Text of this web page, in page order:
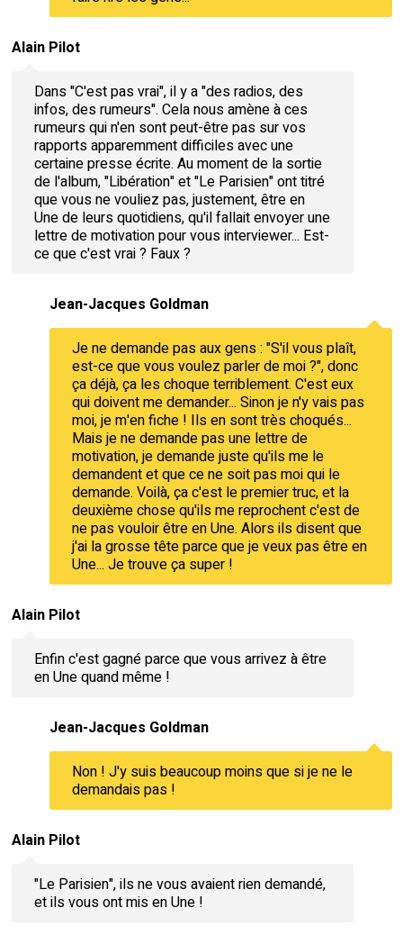
Alain Pilot
Dans "C'est pas vrai", il y a "des radios, des
infos, des rumeurs". Cela nous amène à ces
rumeurs qui n'en sont peut-être pas sur vos
rapports apparemment difficiles avec une
certaine presse écrite. Au moment de la sortie
de l'album, "Libération" et "Le Parisien" ont titré
que vous ne vouliez pas, justement, être en
Une de leurs quotidiens, qu'il fallait envoyer une
lettre de motivation pour vous interviewer... Est-
ce que c'est vrai ? Faux ?
Jean-Jacques Goldman
Je ne demande pas aux gens : "S'il vous plaît,
est-ce que vous voulez parler de moi ?", donc
ça déjà, ça les choque terriblement. C'est eux
qui doivent me demander... Sinon je n'y vais pas
moi, je m'en fiche ! Ils en sont très choqués...
Mais je ne demande pas une lettre de
motivation, je demande juste qu'ils me le
demandent et que ce ne soit pas moi qui le
demande. Voilà, ça c'est le premier truc, et la
deuxième chose qu'ils me reprochent c'est de
ne pas vouloir être en Une. Alors ils disent que
j'ai la grosse tête parce que je veux pas être en
Une... Je trouve ça super !
Alain Pilot
Enfin c'est gagné parce que vous arrivez à être
en Une quand même !
Jean-Jacques Goldman
Non ! J'y suis beaucoup moins que si je ne le
demandais pas !
Alain Pilot
"Le Parisien", ils ne vous avaient rien demandé,
et ils vous ont mis en Une !